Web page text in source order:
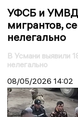
УФСБ и УМВД
мигрантов,
нелегально
В Усмани выявили
нелегально
08/05/2026 14:02